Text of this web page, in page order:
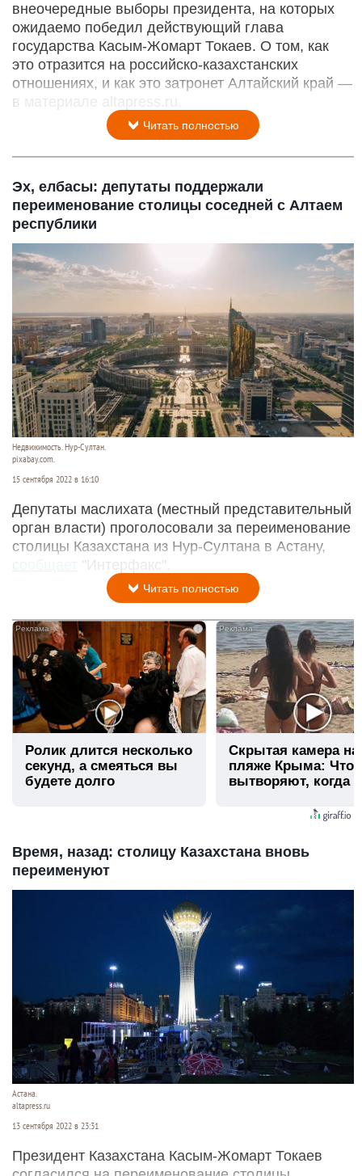
внеочередные выборы президента, на которых
ожидаемо победил действующий глава
государства Касым-Жомарт Токаев. О том, как
это отразится на российско-казахстанских
отношениях, и как это затронет Алтайский край —
в материале altapress.ru.
Читать полностью
Эх, елбасы: депутаты поддержали
переименование столицы соседней с Алтаем
республики
Недвижимость. Нур-Султан.
pixabay.com.
15 сентября 2022 в 16:10
Депутаты маслихата (местный представительный
орган власти) проголосовали за переименование
столицы Казахстана из Нур-Султана в Астану,
сообщает
"Интерфакс".
Читать полностью
Ролик длится несколько
секунд, а смеяться вы
будете долго
Скрытая камера на
пляже Крыма: Что
вытворяют, когда
Время, назад: столицу Казахстана вновь
переименуют
Астана.
altapress.ru
13 сентября 2022 в 23:31
Президент Казахстана Касым-Жомарт Токаев